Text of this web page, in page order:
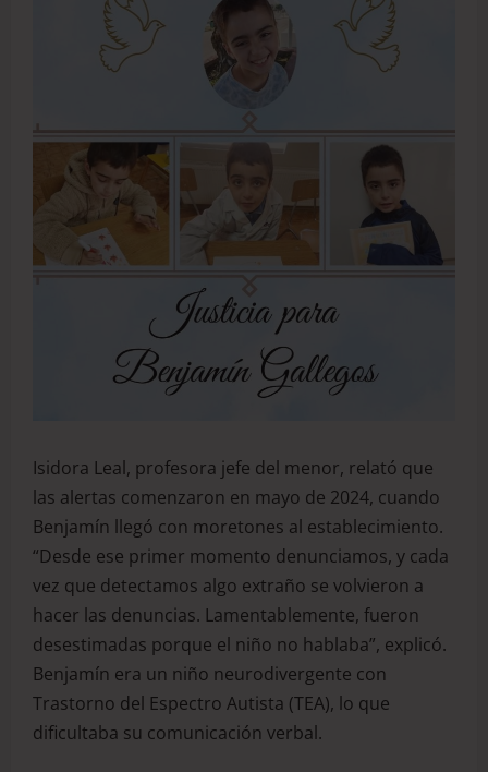
Isidora Leal, profesora jefe del menor, relató que
las alertas comenzaron en mayo de 2024, cuando
Benjamín llegó con moretones al establecimiento.
“Desde ese primer momento denunciamos, y cada
vez que detectamos algo extraño se volvieron a
hacer las denuncias. Lamentablemente, fueron
desestimadas porque el niño no hablaba”, explicó.
Benjamín era un niño neurodivergente con
Trastorno del Espectro Autista (TEA), lo que
dificultaba su comunicación verbal.